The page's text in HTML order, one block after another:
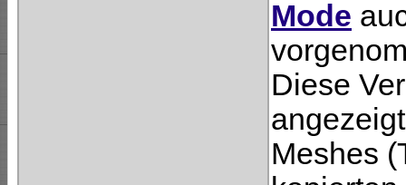
Mode
Diese
Meshes